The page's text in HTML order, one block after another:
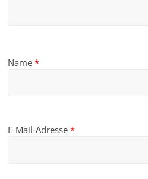
Name*
E-Mail-Adresse*